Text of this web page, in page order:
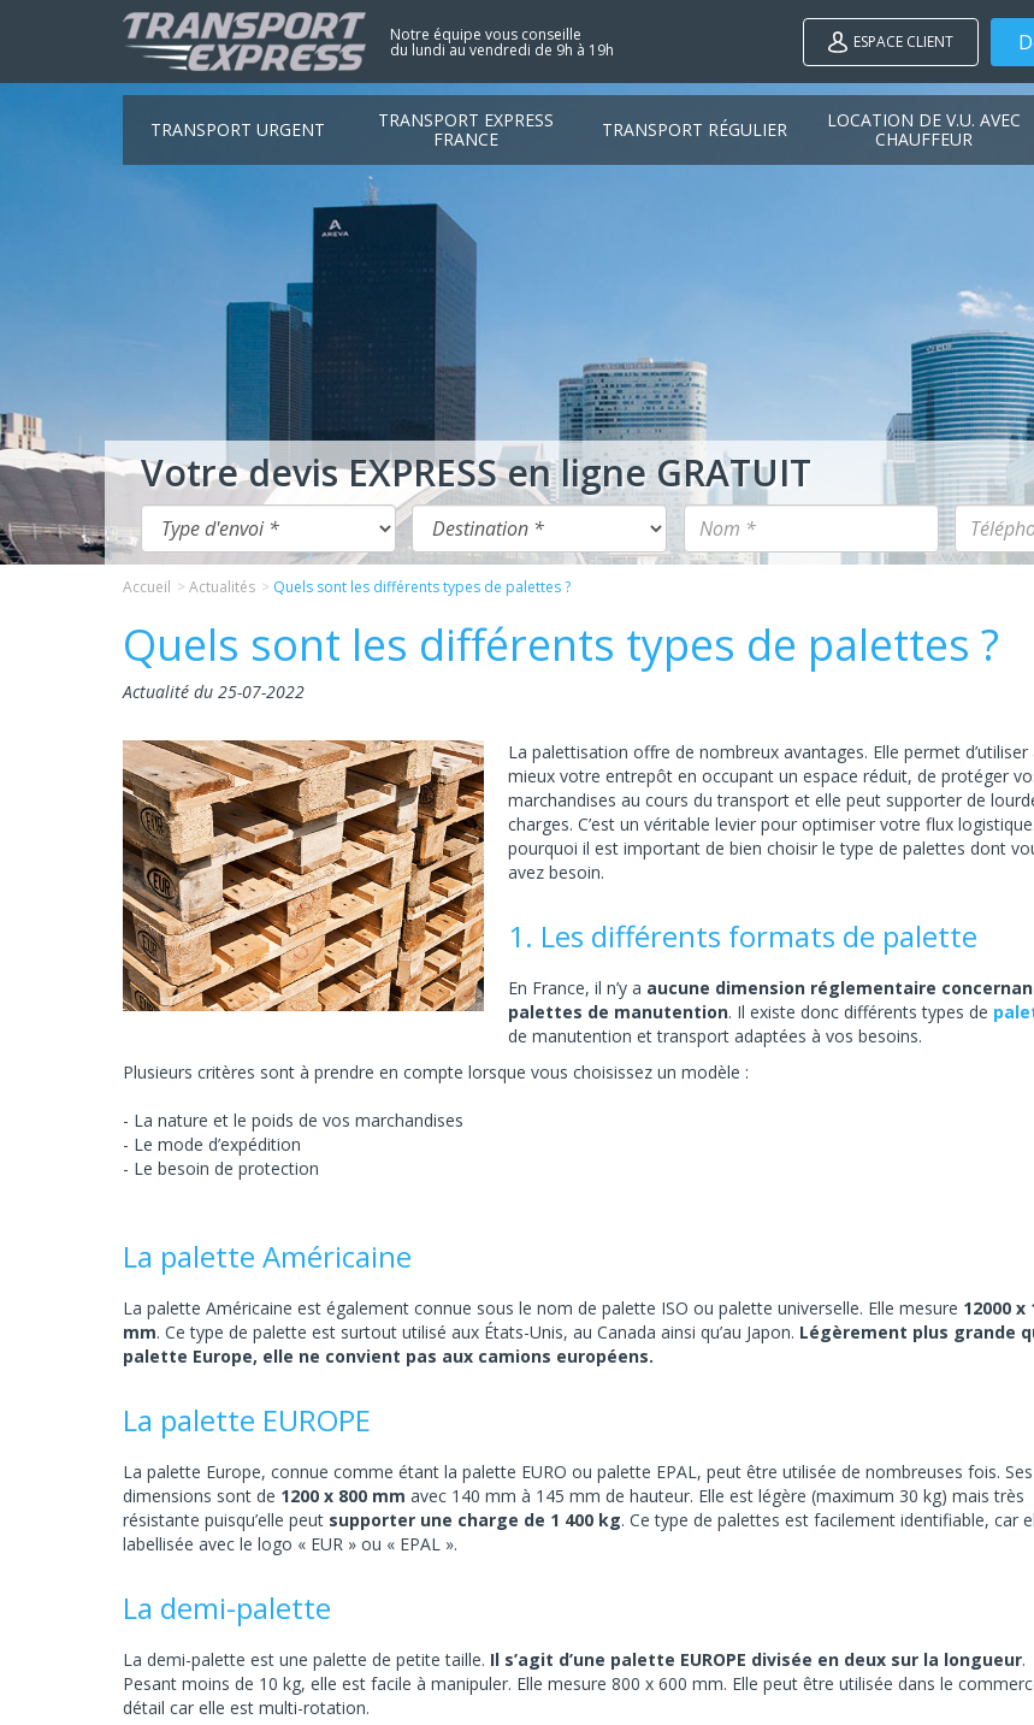
Notre équipe vous conseille
du lundi au vendredi de 9h à 19h ESPACE CLIENT
TRANSPORT URGENT
TRANSPORT EXPRESS
FRANCE
TRANSPORT RÉGULIER
LOCATION DE V.U. AVEC
CHAUFFEUR
Accueil Actualités Quels sont les différents types de palettes ?
Quels sont les différents types de palettes ?
Actualité du 25-07-2022
La palettisation offre de nombreux avantages. Elle permet d’utiliser
mieux votre entrepôt en occupant un espace réduit, de protéger
marchandises au cours du transport et elle peut supporter de
charges. C’est un véritable levier pour optimiser votre flux logistique.
pourquoi il est important de bien choisir le type de palettes dont
avez besoin.
1. Les différents formats de palette
En France, il n’y a aucune dimension réglementaire
palettes de manutention. Il existe donc différents types de
de manutention et transport adaptées à vos besoins.
Plusieurs critères sont à prendre en compte lorsque vous choisissez un modèle :
La nature et le poids de vos marchandises
Le mode d’expédition
Le besoin de protection
La palette Américaine
La palette Américaine est également connue sous le nom de palette ISO ou palette universelle. Elle mesure 12000 x
mm. Ce type de palette est surtout utilisé aux États-Unis, au Canada ainsi qu’au Japon. Légèrement plus grande
palette Europe, elle ne convient pas aux camions européens.
La palette EUROPE
La palette Europe, connue comme étant la palette EURO ou palette EPAL, peut être utilisée de nombreuses fois. Ses
dimensions sont de 1200 x 800 mm avec 140 mm à 145 mm de hauteur. Elle est légère (maximum 30 kg) mais très
résistante puisqu’elle peut supporter une charge de 1 400 kg. Ce type de palettes est facilement identifiable, car
labellisée avec le logo « EUR » ou « EPAL ».
La demi-palette
La demi-palette est une palette de petite taille. Il s’agit d’une palette EUROPE divisée en deux sur la longueur.
Pesant moins de 10 kg, elle est facile à manipuler. Elle mesure 800 x 600 mm. Elle peut être utilisée dans le
détail car elle est multi-rotation.
Votre devis EXPRESS en ligne GRATUIT